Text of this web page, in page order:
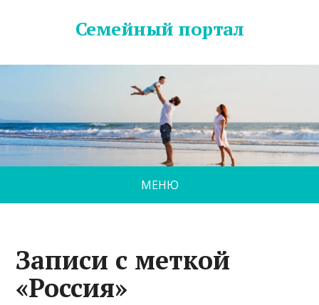
Семейный портал
МЕНЮ
Записи с меткой
«Россия»